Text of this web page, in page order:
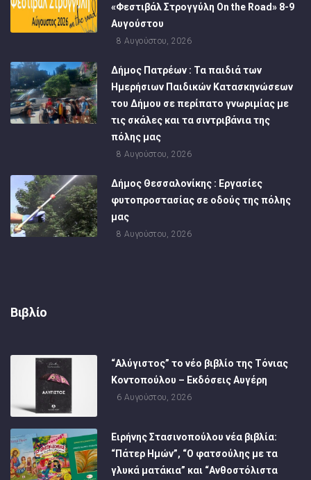
«Φεστιβάλ Στρογγύλη On the Road» 8-9
Αυγούστου
8 Αυγούστου, 2026
Δήμος Πατρέων : Τα παιδιά των
Ημερήσιων Παιδικών Κατασκηνώσεων
του Δήμου σε περίπατο γνωριμίας με
τις σκάλες και τα σιντριβάνια της
πόλης μας
8 Αυγούστου, 2026
Δήμος Θεσσαλονίκης : Εργασίες
φυτοπροστασίας σε οδούς της πόλης
μας
8 Αυγούστου, 2026
Βιβλίο
“Αλύγιστος” το νέο βιβλίο της Τόνιας
Κοντοπούλου – Εκδόσεις Αυγέρη
6 Αυγούστου, 2026
Ειρήνης Στασινοπούλου νέα βιβλία:
“Πάτερ Ημών”, “Ο φατσούλης με τα
γλυκά ματάκια” και “Ανθοστόλιστα